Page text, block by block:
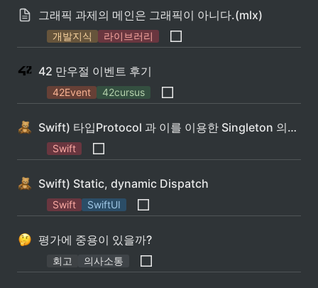
그래픽 과제의 메인은 그래픽이 아니다.(mlx)
개발지식 라이브러리
42 만우절 이벤트 후기
42Event 42cursus
Swift) 타입Protocol 과 이를 이용한 Singleton 의존성 개선
Swift
Swift) Static, dynamic Dispatch
Swift SwiftUI
평가에 중용이 있을까?
회고 의사소통